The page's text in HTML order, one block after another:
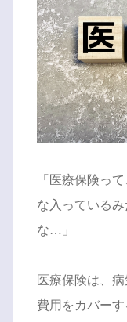
「医療保険っ
な入っている
な…」
医療保険は、
費用をカバー